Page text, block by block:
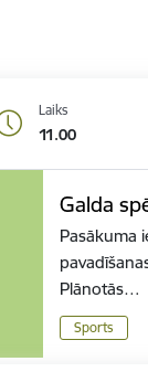
Laiks
11.00
Galda
Pasākuma
Plānotās…
Sports